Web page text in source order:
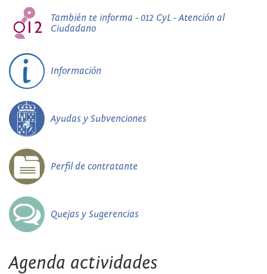
También te informa - 012 CyL - Atención al
Ciudadano
Información
Ayudas y Subvenciones
Perfil de contratante
Quejas y Sugerencias
Agenda actividades